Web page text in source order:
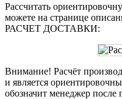
Рассчитать
можете на странице
РАСЧЕТ ДОСТАВКИ:
Внимание! Расчёт
и является
обозначит менеджер после